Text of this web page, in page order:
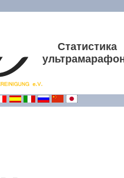
Статистика